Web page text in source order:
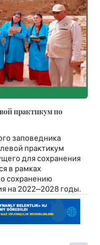
практикум по
заповедника
практикум
для сохранения
в рамках
сохранению
на 2022–2028 годы.